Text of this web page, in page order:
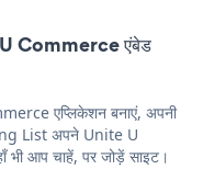
Commerce एंबेड
एप्लिकेशन बनाएं, अपनी
List अपने Unite U
भी आप चाहें, पर जोड़ें साइट।